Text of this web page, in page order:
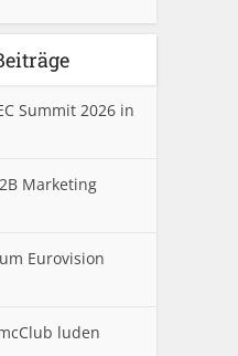
Summit 2026 in
Marketing
Eurovision
luden